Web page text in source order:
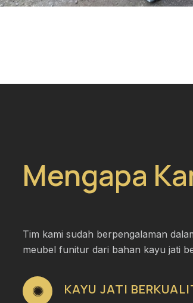
Mengapa
Tim kami sudah berpengalaman
meubel funitur dari bahan kayu jati
KAYU JATI